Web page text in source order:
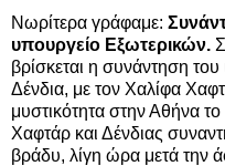
Νωρίτερα γράφαμε:
υπουργείο Εξωτερικών.
βρίσκεται η συνάντηση
Δένδια, με τον Χαλίφα
μυστικότητα στην Αθήνα
Χαφτάρ και Δένδιας
βράδυ, λίγη ώρα μετά την